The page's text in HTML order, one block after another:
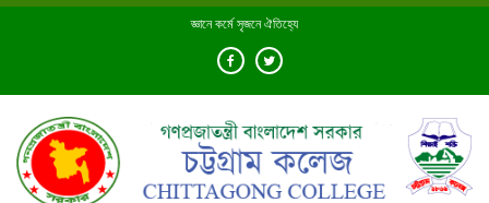
Skip
জ্ঞানে কর্মে সৃজনে ঐতিহ্যে